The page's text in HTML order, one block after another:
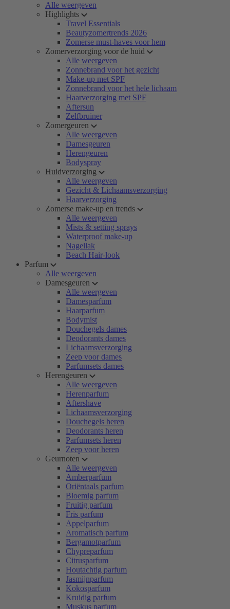
Alle weergeven
Highlights
Travel Essentials
Beautyzomertrends 2026
Zomerse must-haves voor hem
Zomerverzorging voor de huid
Alle weergeven
Zonnebrand voor het gezicht
Make-up met SPF
Zonnebrand voor het hele lichaam
Haarverzorging met SPF
Aftersun
Zelfbruiner
Zomergeuren
Alle weergeven
Damesgeuren
Herengeuren
Bodyspray
Huidverzorging
Alle weergeven
Gezicht & Lichaamsverzorging
Haarverzorging
Zomerse make-up en trends
Alle weergeven
Mists & setting sprays
Waterproof make-up
Nagellak
Beach Hair-look
Parfum
Alle weergeven
Damesgeuren
Alle weergeven
Damesparfum
Haarparfum
Bodymist
Douchegels dames
Deodorants dames
Lichaamsverzorging
Zeep voor dames
Parfumsets dames
Herengeuren
Alle weergeven
Herenparfum
Aftershave
Lichaamsverzorging
Douchegels heren
Deodorants heren
Parfumsets heren
Zeep voor heren
Geurnoten
Alle weergeven
Amberparfum
Oriëntaals parfum
Bloemig parfum
Fruitig parfum
Fris parfum
Appelparfum
Aromatisch parfum
Bergamotparfum
Chypreparfum
Citrusparfum
Houtachtig parfum
Jasmijnparfum
Kokosparfum
Kruidig parfum
Muskus parfum